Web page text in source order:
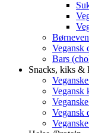
Vegansk
Bars
Snacks, kiks &
Vegansk
Vegansk